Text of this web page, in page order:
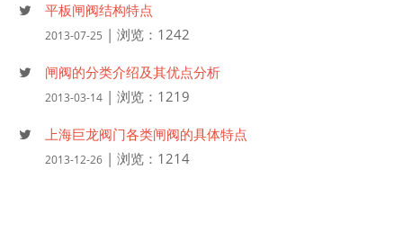
平板闸阀结构特点
2013-07-25 | 浏览：1242
闸阀的分类介绍及其优点分析
2013-03-14 | 浏览：1219
上海巨龙阀门各类闸阀的具体特点
2013-12-26 | 浏览：1214